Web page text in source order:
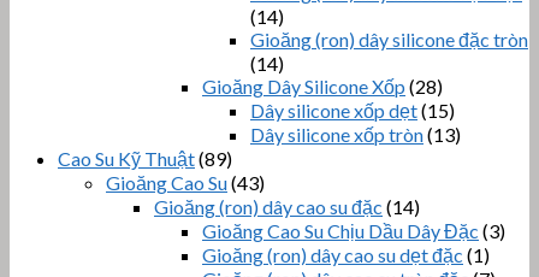
(14)
Gioăng (ron) dây silicone đặc tròn
(14)
Gioăng Dây Silicone Xốp (28)
Dây silicone xốp dẹt(15)
Dây silicone xốp tròn(13)
Cao Su Kỹ Thuật(89)
Gioăng Cao Su(43)
Gioăng (ron) dây cao su đặc (14)
Gioăng Cao Su Chịu Dầu Dây Đặc (3)
Gioăng (ron) dây cao su dẹt đặc (1)